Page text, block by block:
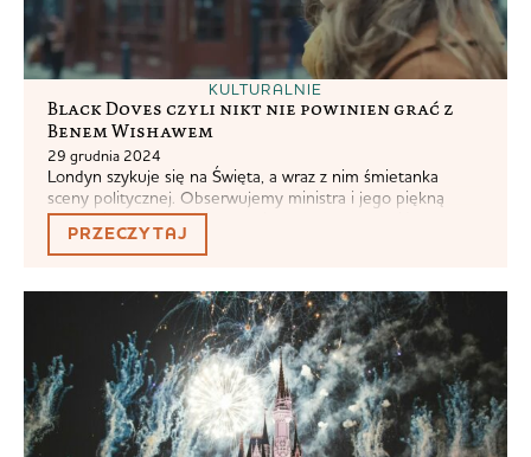
KULTURALNIE
Black Doves czyli nikt nie powinien grać z
Benem Wishawem
29 grudnia 2024
Londyn szykuje się na Święta, a wraz z nim śmietanka
sceny politycznej. Obserwujemy ministra i jego piękną
żonę, witających gości na Christmas Party. Ale cóż to, nagle
okazuje się, że żona nie jest tym, na kogo wygląda. Miała
romans z mężczyzną, który został zamordowany. Romans o
rzeczywistości...
PRZECZYTAJ